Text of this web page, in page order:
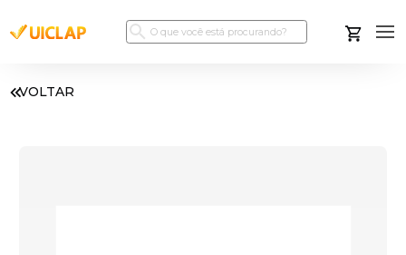
VOLTAR